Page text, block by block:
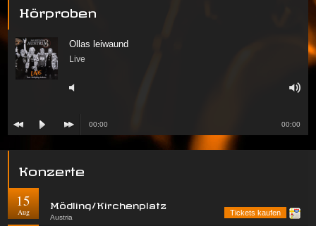
Hörproben
Ollas leiwaund
Live
00:00 00:00
Konzerte
15
Aug
Mödling/Kirchenplatz
Austria
Tickets kaufen